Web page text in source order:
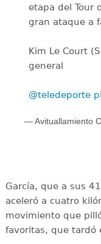
etapa del Tour
gran ataque a
Kim Le Court
general
@teledeporte
— Avituallamiento
García, que a sus
aceleró a cuatro
movimiento que
favoritas, que tardó